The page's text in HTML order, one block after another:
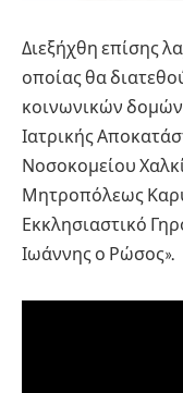
Διεξήχθη επίσης
οποίας θα
κοινωνικών δομών
Ιατρικής
Νοσοκομείου
Μητροπόλεως
Εκκλησιαστικό
Ιωάννης ο Ρώσος».